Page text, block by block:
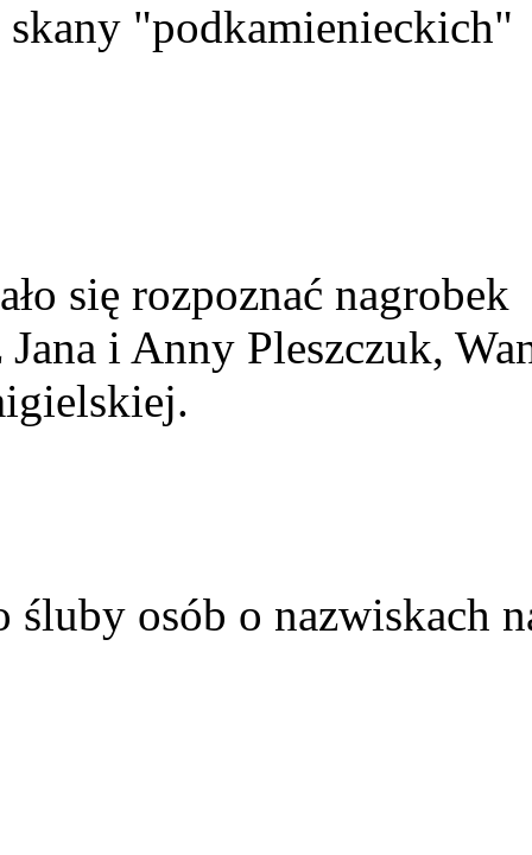
"podkamienieckich"
się rozpoznać nagrobek
i Anny Pleszczuk,
śluby osób o nazwiskach